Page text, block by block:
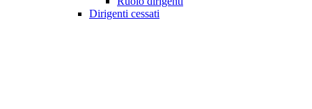
Dirigenti cessati